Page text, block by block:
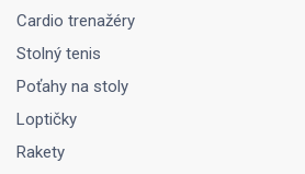
Cardio trenažéry
Stolný tenis
Poťahy na stoly
Loptičky
Rakety